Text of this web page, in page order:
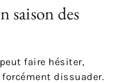
saison des
faire hésiter,
dissuader.